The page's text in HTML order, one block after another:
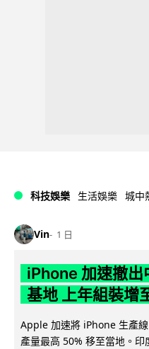
科技娛樂 生活娛樂 城中
Vin 1 日
iPhone 加速撤出
基地 上年組裝增
Apple 加速將 iPhone 生產
產量最高 50% 移至當地。